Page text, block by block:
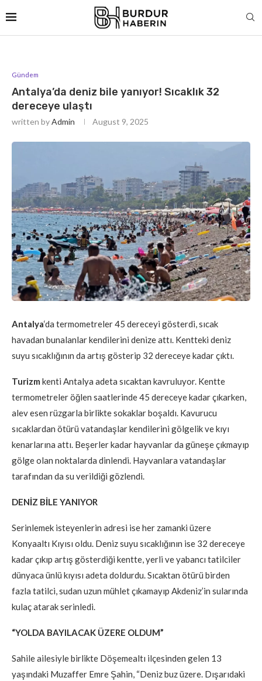
Gündem
Antalya’da deniz bile yanıyor! Sıcaklık 32
dereceye ulaştı
written byAdmin August 9, 2025
Antalya‘da termometreler 45 dereceyi gösterdi, sıcak
havadan bunalanlar kendilerini denize attı. Kentteki deniz
suyu sıcaklığının da artış gösterip 32 dereceye kadar çıktı.
Turizm kenti Antalya adeta sıcaktan kavruluyor. Kentte
termometreler öğlen saatlerinde 45 dereceye kadar çıkarken,
alev esen rüzgarla birlikte sokaklar boşaldı. Kavurucu
sıcaklardan ötürü vatandaşlar kendilerini gölgelik ve kıyı
kenarlarına attı. Beşerler kadar hayvanlar da güneşe çıkmayıp
gölge olan noktalarda dinlendi. Hayvanlara vatandaşlar
tarafından da su verildiği gözlendi.
DENİZ BİLE YANIYOR
Serinlemek isteyenlerin adresi ise her zamanki üzere
Konyaaltı Kıyısı oldu. Deniz suyu sıcaklığının ise 32 dereceye
kadar çıkıp artış gösterdiği kentte, yerli ve yabancı tatilciler
dünyaca ünlü kıyısı adeta doldurdu. Sıcaktan ötürü birden
fazla tatilci, sudan uzun mühlet çıkamayıp Akdeniz’in sularında
kulaç atarak serinledi.
“YOLDA BAYILACAK ÜZERE OLDUM”
Sahile ailesiyle birlikte Döşemealtı ilçesinden gelen 13
yaşındaki Muzaffer Emre Şahin, “Deniz buz üzere. Dışarıdaki